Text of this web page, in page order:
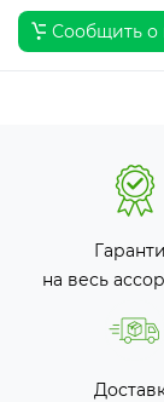
Сообщить о
на весь